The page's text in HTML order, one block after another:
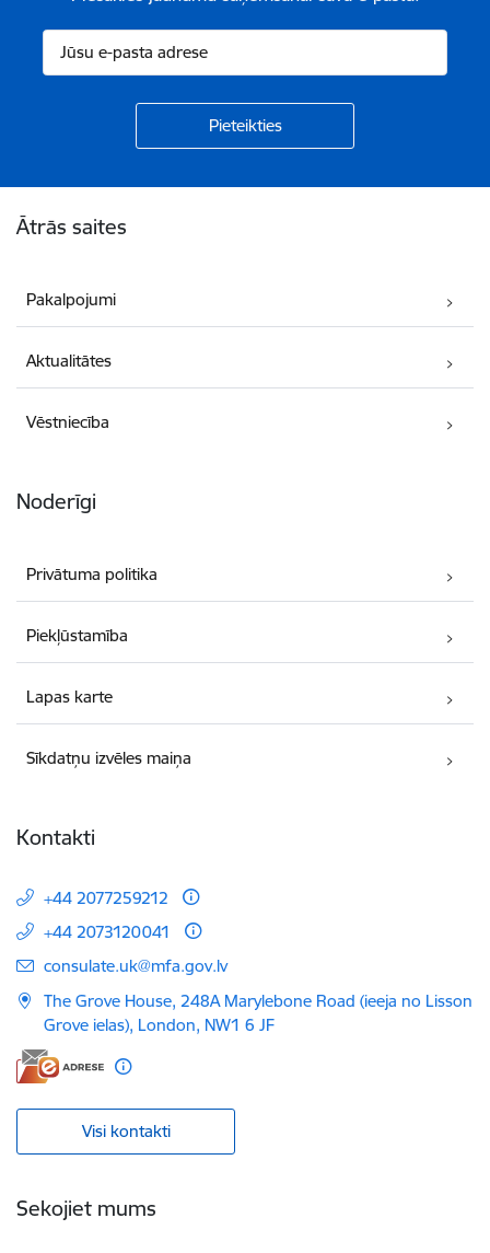
Ātrās saites
Pakalpojumi
Aktualitātes
Vēstniecība
Noderīgi
Privātuma politika
Piekļūstamība
Lapas karte
Sīkdatņu izvēles maiņa
Kontakti
+44 2077259212
+44 2073120041
E-pasts:
consulate.uk@mfa.gov.lv
The Grove House, 248A Marylebone Road (ieeja no Lisson
Grove ielas), London, NW1 6 JF
Visi kontakti
Sekojiet mums